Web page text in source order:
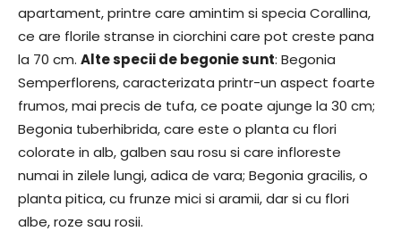
apartament, printre care amintim si specia Corallina,
ce are florile stranse in ciorchini care pot creste pana
la 70 cm. Alte specii de begonie sunt: Begonia
Semperflorens, caracterizata printr-un aspect foarte
frumos, mai precis de tufa, ce poate ajunge la 30 cm;
Begonia tuberhibrida, care este o planta cu flori
colorate in alb, galben sau rosu si care infloreste
numai in zilele lungi, adica de vara; Begonia gracilis, o
planta pitica, cu frunze mici si aramii, dar si cu flori
albe, roze sau rosii.